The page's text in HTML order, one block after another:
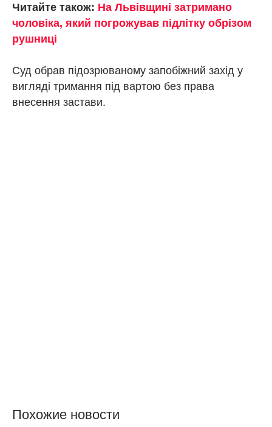
Читайте також: На Львівщині затримано
чоловіка, який погрожував підлітку обрізом
рушниці
Суд обрав підозрюваному запобіжний захід у
вигляді тримання під вартою без права
внесення застави.
Похожие новости